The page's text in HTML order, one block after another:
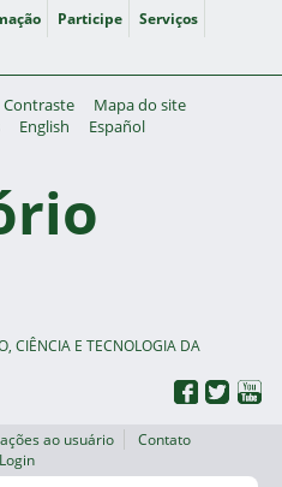
Participe
Serviços
Contraste
Mapa do site
English Español
CIÊNCIA E TECNOLOGIA DA
ao usuário
Contato
Login